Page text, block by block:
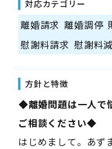
対応カテゴリー
離婚請求 離婚調停
慰謝料請求 慰謝料
方針と特徴
――◆離婚問題は一人
ご相談ください◆――
はじめまして。あず